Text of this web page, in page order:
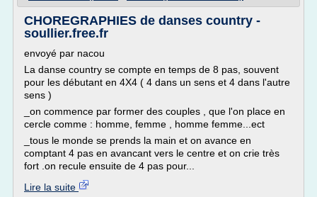
CHOREGRAPHIES de danses country -
soullier.free.fr
envoyé par nacou
La danse country se compte en temps de 8 pas, souvent
pour les débutant en 4X4 ( 4 dans un sens et 4 dans l'autre
sens )
_on commence par former des couples , que l'on place en
cercle comme : homme, femme , homme femme...ect
_tous le monde se prends la main et on avance en
comptant 4 pas en avancant vers le centre et on crie très
fort .on recule ensuite de 4 pas pour...
Lire la suite